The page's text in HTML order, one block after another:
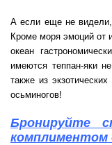
А если еще не видели,
Кроме моря эмоций от
океан
имеются теппан-яки
также из
осьминогов!
Бронируйте
комплиментом